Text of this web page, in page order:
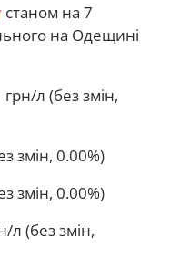
станом на 7
на Одещині
л (без змін,
змін, 0.00%)
змін, 0.00%)
л (без змін,